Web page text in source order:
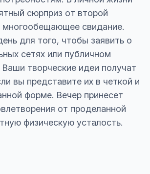
сюрприз от второй
многообещающее свидание.
для того, чтобы заявить о
сетях или публичном
Ваши творческие идеи получат
вы представите их в четкой и
форме. Вечер принесет
от проделанной
физическую усталость.